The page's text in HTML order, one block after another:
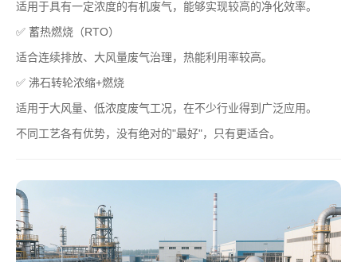
适用于具有一定浓度的有机废气，能够实现较高的净化效率。
✅ 蓄热燃烧（RTO）
适合连续排放、大风量废气治理，热能利用率较高。
✅ 沸石转轮浓缩+燃烧
适用于大风量、低浓度废气工况，在不少行业得到广泛应用。
不同工艺各有优势，没有绝对的"最好"，只有更适合。